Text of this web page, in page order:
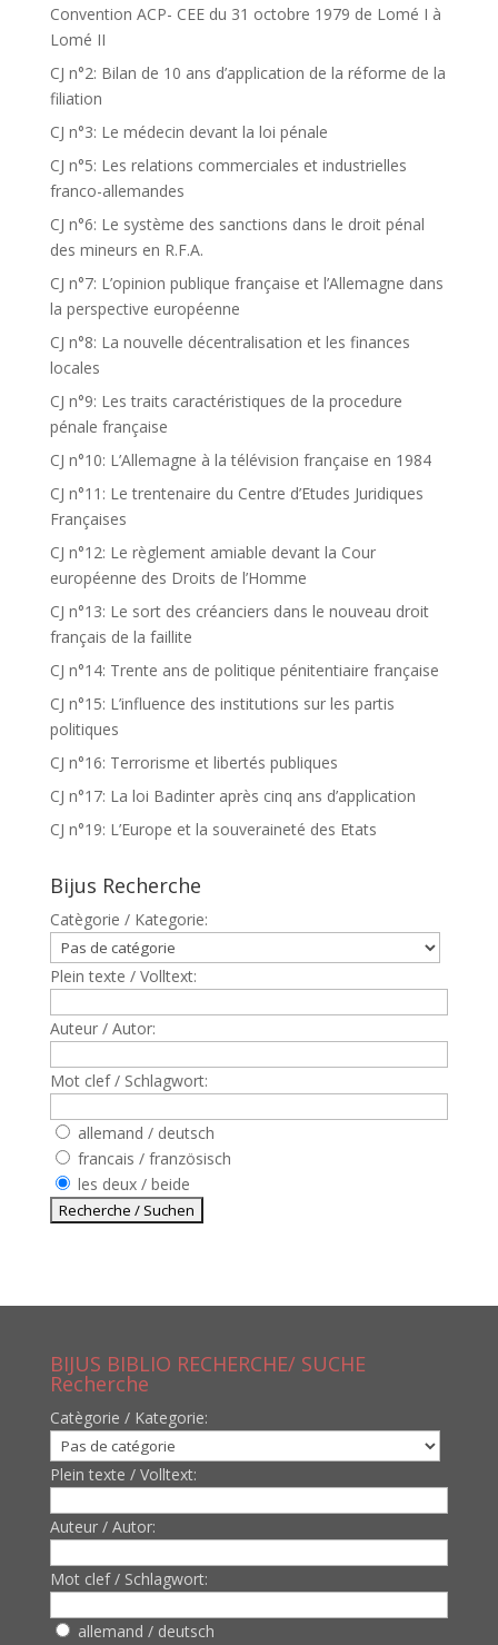
Convention ACP- CEE du 31 octobre 1979 de Lomé I à
Lomé II
CJ n°2: Bilan de 10 ans d’application de la réforme de la
filiation
CJ n°3: Le médecin devant la loi pénale
CJ n°5: Les relations commerciales et industrielles
franco-allemandes
CJ n°6: Le système des sanctions dans le droit pénal
des mineurs en R.F.A.
CJ n°7: L’opinion publique française et l’Allemagne dans
la perspective européenne
CJ n°8: La nouvelle décentralisation et les finances
locales
CJ n°9: Les traits caractéristiques de la procedure
pénale française
CJ n°10: L’Allemagne à la télévision française en 1984
CJ n°11: Le trentenaire du Centre d’Etudes Juridiques
Françaises
CJ n°12: Le règlement amiable devant la Cour
européenne des Droits de l’Homme
CJ n°13: Le sort des créanciers dans le nouveau droit
français de la faillite
CJ n°14: Trente ans de politique pénitentiaire française
CJ n°15: L’influence des institutions sur les partis
politiques
CJ n°16: Terrorisme et libertés publiques
CJ n°17: La loi Badinter après cinq ans d’application
CJ n°19: L’Europe et la souveraineté des Etats
Bijus Recherche
Catègorie / Kategorie:
Plein texte / Volltext:
Auteur / Autor:
Mot clef / Schlagwort:
allemand / deutsch
francais / französisch
les deux / beide
BIJUS BIBLIO RECHERCHE/ SUCHE
Recherche
Catègorie / Kategorie:
Plein texte / Volltext:
Auteur / Autor:
Mot clef / Schlagwort:
allemand / deutsch